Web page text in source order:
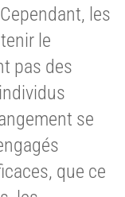
les
le
pas des
se
que ce